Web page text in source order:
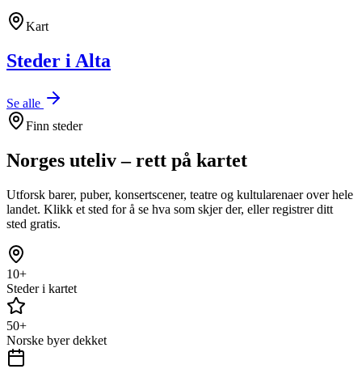
Kart
Steder i Alta
Se alle
Finn steder
Norges uteliv – rett på kartet
Utforsk barer, puber, konsertscener, teatre og kultularenaer over hele
landet. Klikk et sted for å se hva som skjer der, eller registrer ditt
sted gratis.
10+
Steder i kartet
50+
Norske byer dekket